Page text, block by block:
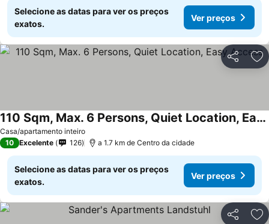
Selecione as datas para ver os preços
exatos.
Ver preços
Partilhar
Casa/apartamento inteiro
110 Sqm, Max. 6 Persons, Quiet Location, Easy Access
10 Excelente 126 a 1.7 km de Centro da cidade
Selecione as datas para ver os preços
exatos.
Ver preços
Partilhar